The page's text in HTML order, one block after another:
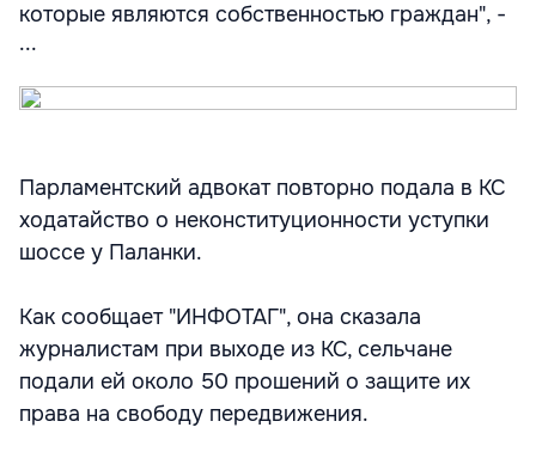
которые являются собственностью граждан", -
...
Парламентский адвокат повторно подала в КС
ходатайство о неконституционности уступки
шоссе у Паланки.
Как сообщает "ИНФОТАГ", она сказала
журналистам при выходе из КС, сельчане
подали ей около 50 прошений о защите их
права на свободу передвижения.